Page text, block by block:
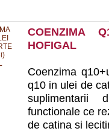
COENZIMA
HOFIGAL
Coenzima
q10 in ulei de
suplimentarii
functionale ce
de catina si